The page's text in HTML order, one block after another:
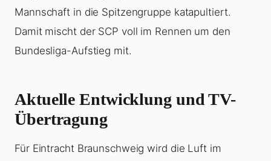
Mannschaft in die Spitzengruppe katapultiert.
Damit mischt der SCP voll im Rennen um den
Bundesliga-Aufstieg mit.
Aktuelle Entwicklung und TV-
Übertragung
Für Eintracht Braunschweig wird die Luft im